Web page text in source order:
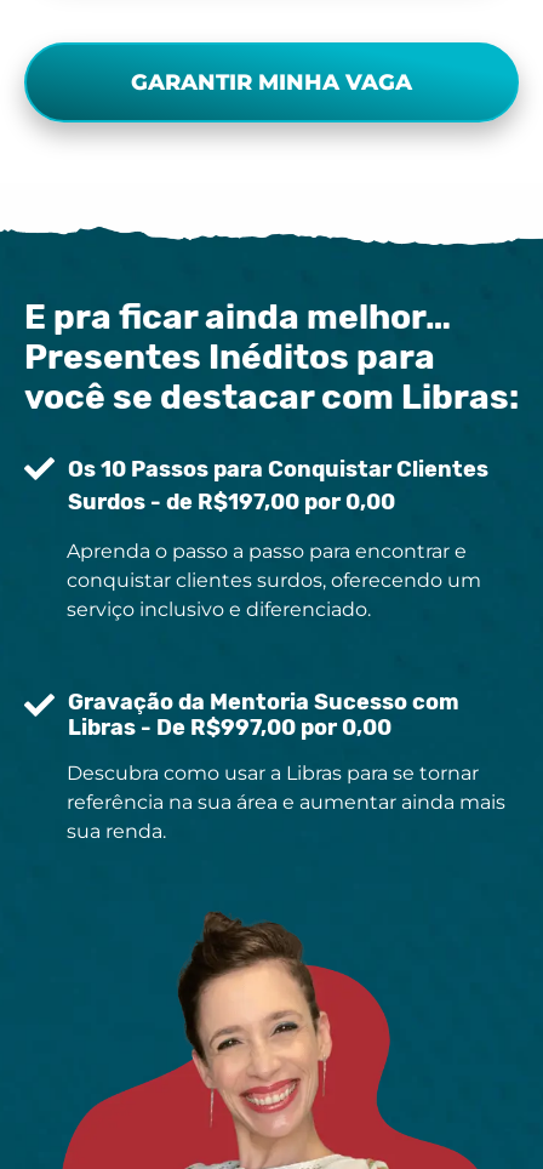
GARANTIR MINHA VAGA
E pra ficar ainda melhor…
Presentes Inéditos para
você se destacar com Libras:
Os 10 Passos para Conquistar Clientes
Surdos - de R$197,00 por 0,00
Aprenda o passo a passo para encontrar e
conquistar clientes surdos, oferecendo um
serviço inclusivo e diferenciado.
Gravação da Mentoria Sucesso com
Libras - De R$997,00 por 0,00
Descubra como usar a Libras para se tornar
referência na sua área e aumentar ainda mais
sua renda.